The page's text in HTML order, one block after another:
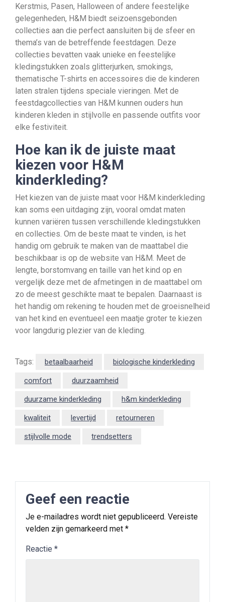
Kerstmis, Pasen, Halloween of andere feestelijke
gelegenheden, H&M biedt seizoensgebonden
collecties aan die perfect aansluiten bij de sfeer en
thema’s van de betreffende feestdagen. Deze
collecties bevatten vaak unieke en feestelijke
kledingstukken zoals glitterjurken, smokings,
thematische T-shirts en accessoires die de kinderen
laten stralen tijdens speciale vieringen. Met de
feestdagcollecties van H&M kunnen ouders hun
kinderen kleden in stijlvolle en passende outfits voor
elke festiviteit.
Hoe kan ik de juiste maat
kiezen voor H&M
kinderkleding?
Het kiezen van de juiste maat voor H&M kinderkleding
kan soms een uitdaging zijn, vooral omdat maten
kunnen variëren tussen verschillende kledingstukken
en collecties. Om de beste maat te vinden, is het
handig om gebruik te maken van de maattabel die
beschikbaar is op de website van H&M. Meet de
lengte, borstomvang en taille van het kind op en
vergelijk deze met de afmetingen in de maattabel om
zo de meest geschikte maat te bepalen. Daarnaast is
het handig om rekening te houden met de groeisnelheid
van het kind en eventueel een maatje groter te kiezen
voor langdurig plezier van de kleding.
Tags: betaalbaarheid biologische kinderkleding
comfort duurzaamheid
duurzame kinderkleding h&m kinderkleding
kwaliteit levertijd retourneren
stijlvolle mode trendsetters
Geef een reactie
Je e-mailadres wordt niet gepubliceerd. Vereiste
velden zijn gemarkeerd met *
Reactie *